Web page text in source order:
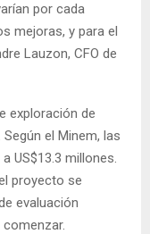
por cada
mejoras, y para el
Lauzon, CFO de
exploración de
el Minem, las
US$13.3 millones.
proyecto se
evaluación